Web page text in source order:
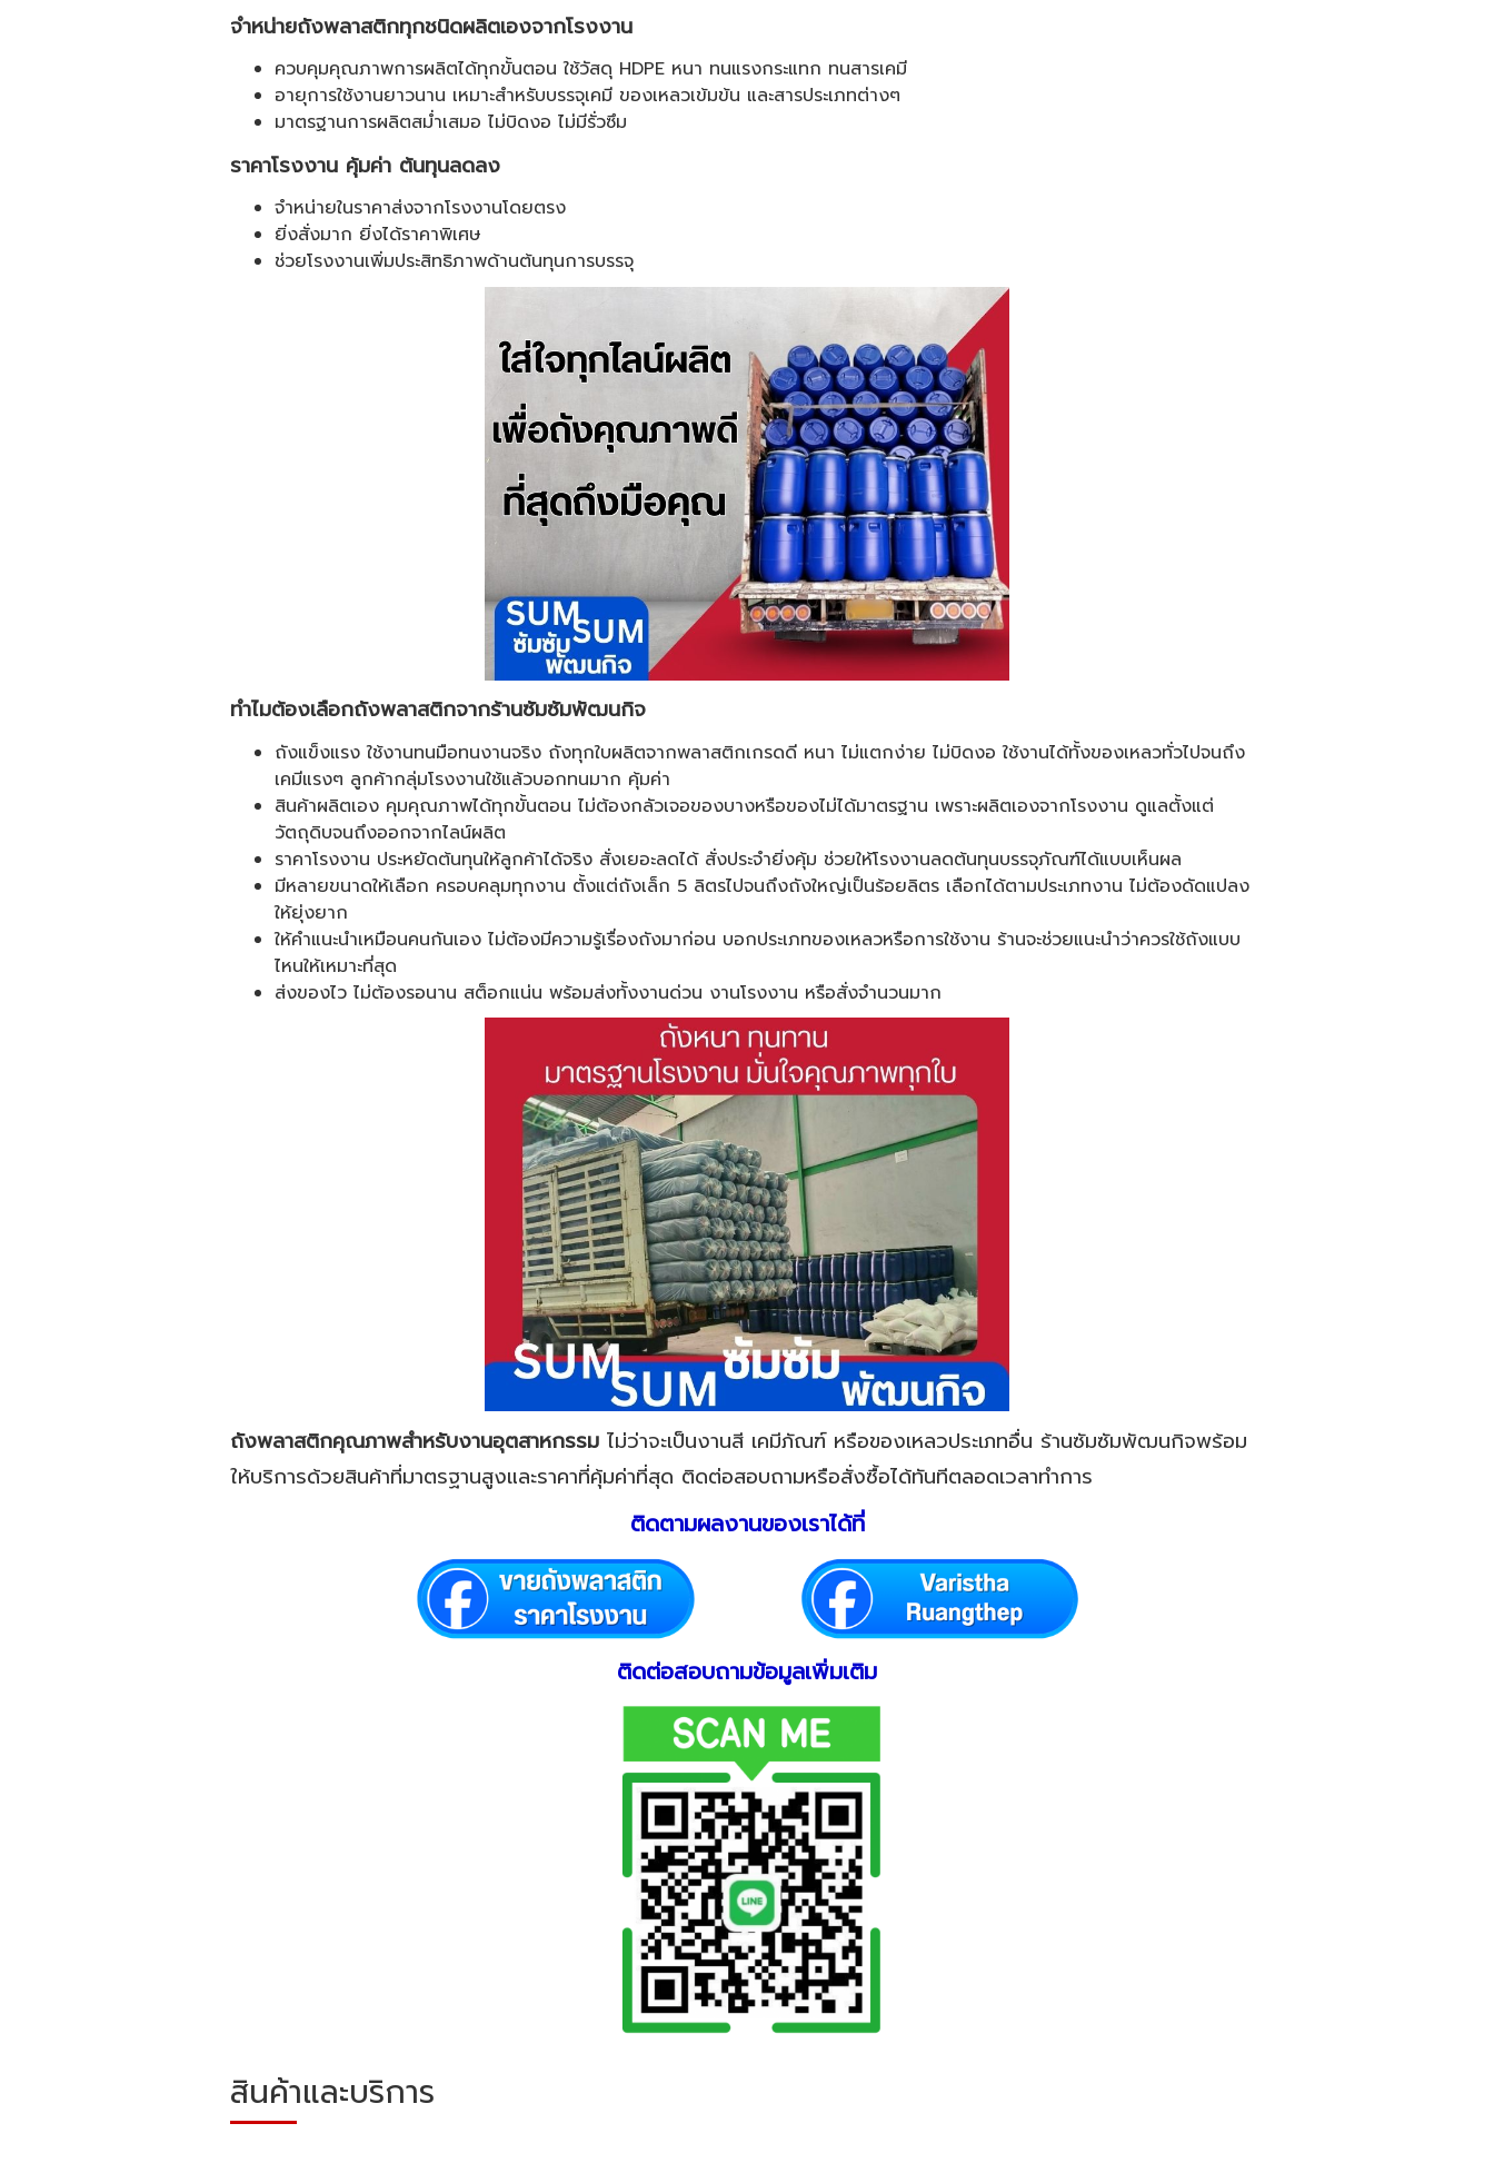
จำหน่ายถังพลาสติกทุกชนิดผลิตเองจากโรงงาน
ควบคุมคุณภาพการผลิตได้ทุกขั้นตอน ใช้วัสดุ HDPE หนา ทนแรงกระแทก ทนสารเคมี
อายุการใช้งานยาวนาน เหมาะสำหรับบรรจุเคมี ของเหลวเข้มข้น และสารประเภทต่างๆ
มาตรฐานการผลิตสม่ำเสมอ ไม่บิดงอ ไม่มีรั่วซึม
ราคาโรงงาน คุ้มค่า ต้นทุนลดลง
จำหน่ายในราคาส่งจากโรงงานโดยตรง
ยิ่งสั่งมาก ยิ่งได้ราคาพิเศษ
ช่วยโรงงานเพิ่มประสิทธิภาพด้านต้นทุนการบรรจุ
ทำไมต้องเลือกถังพลาสติกจากร้านซัมซัมพัฒนกิจ
ถังแข็งแรง ใช้งานทนมือทนงานจริง ถังทุกใบผลิตจากพลาสติกเกรดดี หนา ไม่แตกง่าย ไม่บิดงอ ใช้งานได้ทั้งของเหลวทั่วไปจนถึง
เคมีแรงๆ ลูกค้ากลุ่มโรงงานใช้แล้วบอกทนมาก คุ้มค่า
สินค้าผลิตเอง คุมคุณภาพได้ทุกขั้นตอน ไม่ต้องกลัวเจอของบางหรือของไม่ได้มาตรฐาน เพราะผลิตเองจากโรงงาน ดูแลตั้งแต่
วัตถุดิบจนถึงออกจากไลน์ผลิต
ราคาโรงงาน ประหยัดต้นทุนให้ลูกค้าได้จริง สั่งเยอะลดได้ สั่งประจำยิ่งคุ้ม ช่วยให้โรงงานลดต้นทุนบรรจุภัณฑ์ได้แบบเห็นผล
มีหลายขนาดให้เลือก ครอบคลุมทุกงาน ตั้งแต่ถังเล็ก 5 ลิตรไปจนถึงถังใหญ่เป็นร้อยลิตร เลือกได้ตามประเภทงาน ไม่ต้องดัดแปลง
ให้ยุ่งยาก
ให้คำแนะนำเหมือนคนกันเอง ไม่ต้องมีความรู้เรื่องถังมาก่อน บอกประเภทของเหลวหรือการใช้งาน ร้านจะช่วยแนะนำว่าควรใช้ถังแบบ
ไหนให้เหมาะที่สุด
ส่งของไว ไม่ต้องรอนาน สต็อกแน่น พร้อมส่งทั้งงานด่วน งานโรงงาน หรือสั่งจำนวนมาก
ถังพลาสติกคุณภาพสำหรับงานอุตสาหกรรม ไม่ว่าจะเป็นงานสี เคมีภัณฑ์ หรือของเหลวประเภทอื่น ร้านซัมซัมพัฒนกิจพร้อม
ให้บริการด้วยสินค้าที่มาตรฐานสูงและราคาที่คุ้มค่าที่สุด ติดต่อสอบถามหรือสั่งซื้อได้ทันทีตลอดเวลาทำการ
ติดตามผลงานของเราได้ที่
ติดต่อสอบถามข้อมูลเพิ่มเติม
สินค้าและบริการ